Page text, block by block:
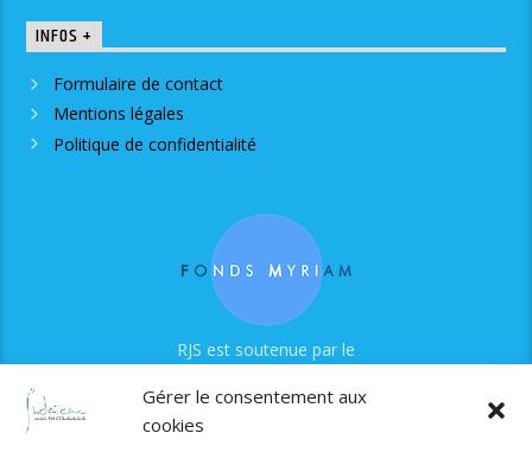
Gérer le consentement aux
cookies
INFOS +
Formulaire de contact
Mentions légales
Politique de confidentialité
RJS est soutenue par le